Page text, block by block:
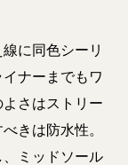
に同色シーリ
ナーまでもワ
さはストリー
きは防水性。
ミッドソール